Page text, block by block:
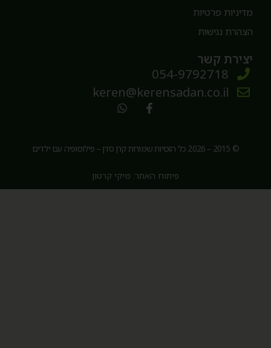
מדיניות פרטיות
הצהרת נגישות
יצירת קשר
054-9792718
keren@kerensadan.co.il
פיתוח האתר: מיקי קרטון